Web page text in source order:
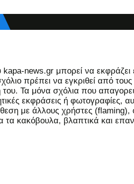
news.gr μπορεί να εκφράζει
πρέπει να εγκριθεί από τους
Τα μόνα σχόλια που
εκφράσεις ή
με άλλους χρήστες (flaming),
τα κακόβουλα, βλαπτικά και